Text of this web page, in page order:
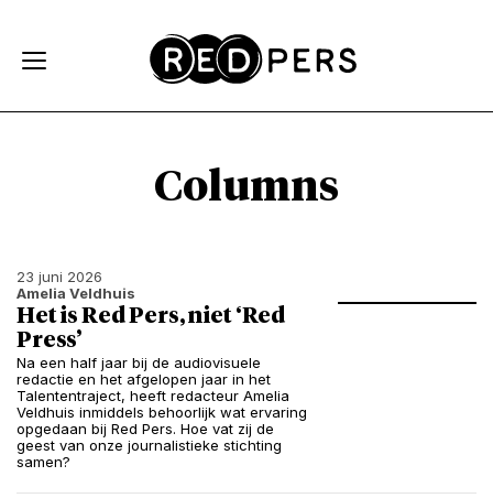
Columns
23 juni 2026
Amelia Veldhuis
Het is Red Pers, niet ‘Red
Press’
Na een half jaar bij de audiovisuele
redactie en het afgelopen jaar in het
Talententraject, heeft redacteur Amelia
Veldhuis inmiddels behoorlijk wat ervaring
opgedaan bij Red Pers. Hoe vat zij de
geest van onze journalistieke stichting
samen?